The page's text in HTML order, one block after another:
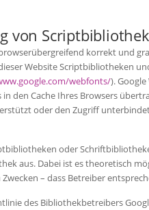
von
korrekt und
Website Scriptbibliotheken
webfonts/).
den Cache Ihres Browsers
oder den Zugriff
oder
aus. Dabei ist es theoretisch
Zwecken – dass Betreiber
des Bibliothekbetreibers